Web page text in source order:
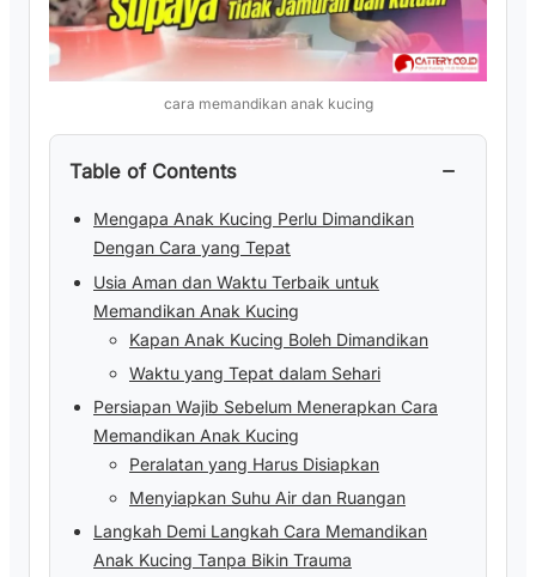
cara memandikan anak kucing
Table of Contents −
Mengapa Anak Kucing Perlu Dimandikan
Dengan Cara yang Tepat
Usia Aman dan Waktu Terbaik untuk
Memandikan Anak Kucing
Kapan Anak Kucing Boleh Dimandikan
Waktu yang Tepat dalam Sehari
Persiapan Wajib Sebelum Menerapkan Cara
Memandikan Anak Kucing
Peralatan yang Harus Disiapkan
Menyiapkan Suhu Air dan Ruangan
Langkah Demi Langkah Cara Memandikan
Anak Kucing Tanpa Bikin Trauma